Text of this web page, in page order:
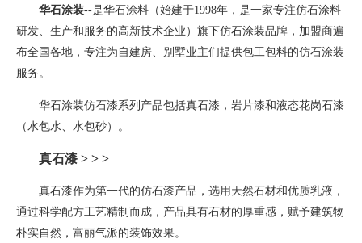
华石涂装--是华石涂料（始建于1998年，是一家专注仿石涂料
研发、生产和服务的高新技术企业）旗下仿石涂装品牌 ， 加盟商遍
布全国各地，专注为自建房、别墅业主们提供包工包料的仿石涂装
服务。
华石涂装仿石漆系列产品包括真石漆，岩片漆和液态花岗石漆
（水包水、水包砂）。
真石漆 > > >
真石漆作为第一代的仿石漆产品，选用天然石材和优质乳液，
通过科学配方工艺精制而成，产品具有石材的厚重感，赋予建筑物
朴实自然，富丽气派的装饰效果。